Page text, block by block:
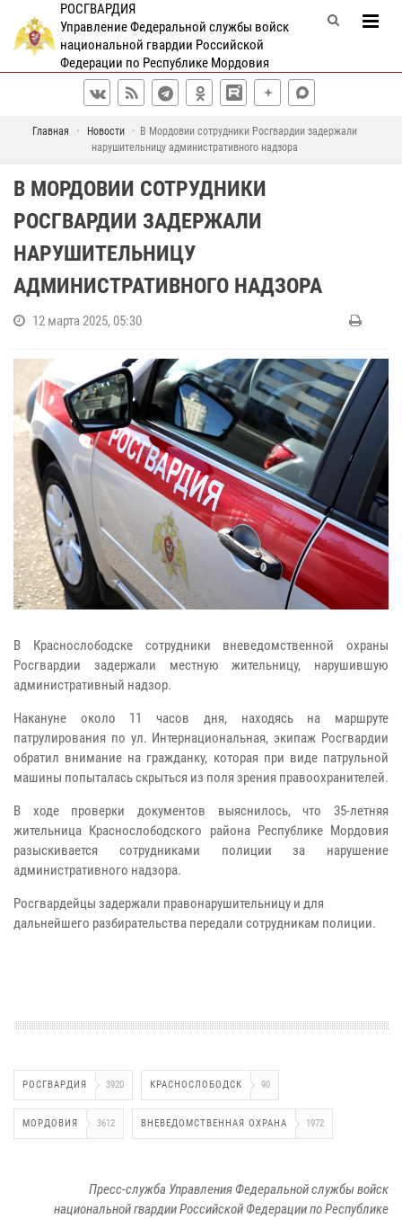
РОСГВАРДИЯ
Управление Федеральной службы войск
национальной гвардии Российской
Федерации по Республике Мордовия
Главная Новости
В Мордовии сотрудники Росгвардии задержали
нарушительницу административного надзора
В МОРДОВИИ СОТРУДНИКИ
РОСГВАРДИИ ЗАДЕРЖАЛИ
НАРУШИТЕЛЬНИЦУ
АДМИНИСТРАТИВНОГО НАДЗОРА
12 марта 2025, 05:30
В Краснослободске сотрудники вневедомственной охраны
Росгвардии задержали местную жительницу, нарушившую
административный надзор.
Накануне около 11 часов дня, находясь на маршруте
патрулирования по ул. Интернациональная, экипаж Росгвардии
обратил внимание на гражданку, которая при виде патрульной
машины попыталась скрыться из поля зрения правоохранителей.
В ходе проверки документов выяснилось, что 35-летняя
жительница Краснослободского района Республике Мордовия
разыскивается сотрудниками полиции за нарушение
административного надзора.
Росгвардейцы задержали правонарушительницу и для
дальнейшего разбирательства передали сотрудникам полиции.
РОСГВАРДИЯ 3920 КРАСНОСЛОБОДСК 90
МОРДОВИЯ 3612 ВНЕВЕДОМСТВЕННАЯ ОХРАНА 1972
Пресс-служба Управления Федеральной службы войск
национальной гвардии Российской Федерации по Республике